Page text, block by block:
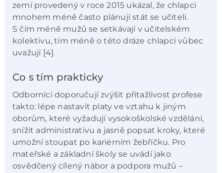
zemí provedený v roce 2015 ukázal, že chlapci
mnohem méně často plánují stát se učiteli.
S čím méně mužů se setkávají v učitelském
kolektivu, tím méně o této dráze chlapci vůbec
uvažují [4].
Co s tím prakticky
Odborníci doporučují zvýšit přitažlivost profese
takto: lépe nastavit platy ve vztahu k jiným
oborům, které vyžadují vysokoškolské vzdělání,
snížit administrativu a jasně popsat kroky, které
umožní stoupat po kariérním žebříčku. Pro
mateřské a základní školy se uvádí jako
osvědčený cílený nábor a podpora mužů –